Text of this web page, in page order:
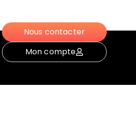
Nous contacter
Mon compte